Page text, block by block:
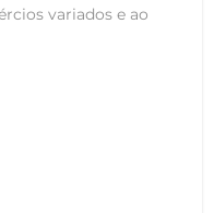
variados e ao